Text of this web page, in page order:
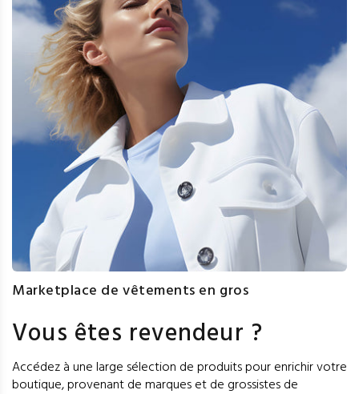
Marketplace de vêtements en gros
Vous êtes revendeur ?
Accédez à une large sélection de produits pour enrichir votre
boutique, provenant de marques et de grossistes de